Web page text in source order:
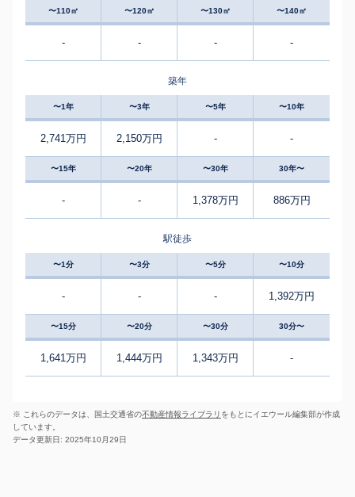
〜110㎡ 〜120㎡ 〜130㎡ 〜140㎡
- - - -
築年
〜1年 〜3年 〜5年 〜10年
2,741万円 2,150万円 - -
〜15年 〜20年 〜30年 30年〜
- - 1,378万円 886万円
駅徒歩
〜1分 〜3分 〜5分 〜10分
- - - 1,392万円
〜15分 〜20分 〜30分 30分〜
1,641万円 1,444万円 1,343万円 -
※ これらのデータは、国土交通省の不動産情報ライブラリ をもとにイエウール編集部が作成
しています。
データ更新日: 2025年10月29日